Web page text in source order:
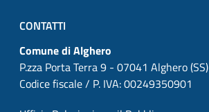
CONTATTI
Comune di Alghero
P.zza Porta Terra 9 - 07041 Alghero (SS)
Codice fiscale / P. IVA: 00249350901